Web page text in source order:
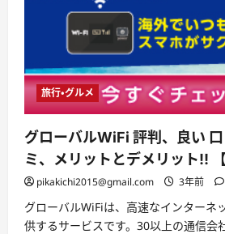
と
デ
メ
ッ
ト!!
【徹
底
解
説】
つ
い
て
ら
読
む
旅行・グルメ
グローバルWiFi 評判、良い
ミ、メリットとデメリット!! 【
pikakichi2015@gmail.com 3年前
グローバルWiFiは、高速なインターネ
供するサービスです。30以上の通信会